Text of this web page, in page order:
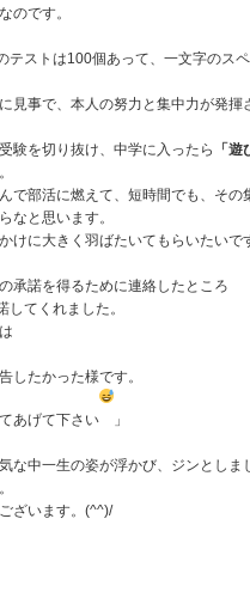
のです。
テストは100個あって、一文字のス
見事で、本人の努力と集中力が発揮
験を切り抜け、中学に入ったら 「遊
で部活に燃えて、短時間でも、その
なと思います。
けに大きく羽ばたいてもらいたいで
承諾を得るために連絡したところ
してくれました。
したかった様です。
あげて下さい 」
な中一生の姿が浮かび、ジンとしま
ざいます。(^^)/